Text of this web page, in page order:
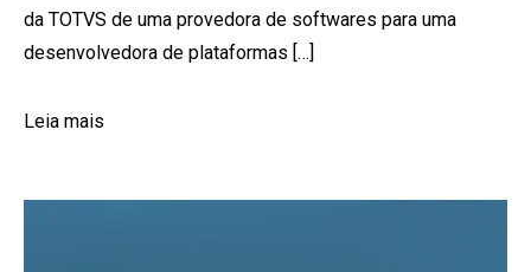
da TOTVS de uma provedora de softwares para uma
desenvolvedora de plataformas […]
Leia mais